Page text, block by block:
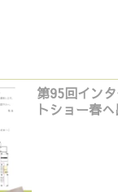
第95回イン
トショー春